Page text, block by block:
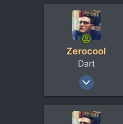
Belgorod
Zerocool
Dart
18 Май 2003
36.520
37.778